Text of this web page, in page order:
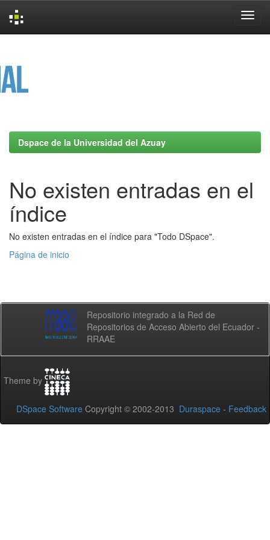
Dspace de la Universidad del Azuay
No existen entradas en el
índice
No existen entradas en el índice para "Todo DSpace".
Página de inicio
Repositorio integrado a la Red de
Repositorios de Acceso Abierto del Ecuador -
RRAAE
Theme by
DSpace Software Copyright © 2002-2013 Duraspace - Feedback